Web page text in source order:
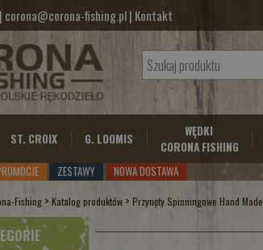
| corona@corona-fishing.pl| Kontakt
ST. CROIX G. LOOMIS
WĘDKI
CORONA FISHING
ZESTAWY NOWA DOSTAWA
Fishing >Katalog produktów >Przynęty Spinningowe Hand Made